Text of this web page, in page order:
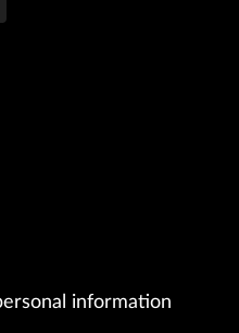
information